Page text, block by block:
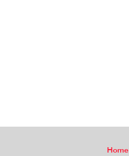
Home